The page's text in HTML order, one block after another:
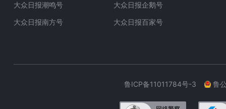
大众日报潮鸣号
大众日报南方号
大众日报企鹅号
大众日报百家号
鲁ICP备11011784号-3 鲁